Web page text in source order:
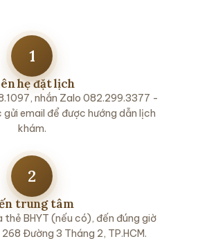
1
hệ đặt lịch
nhắn Zalo 082.299.3377 -
email để được hướng dẫn lịch
khám.
2
trung tâm
thẻ BHYT (nếu có), đến đúng giờ
Đường 3 Tháng 2, TP.HCM.